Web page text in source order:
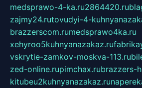
medsprawo-4-ka.ru2864420.ru
zajmy24.rutovudyi-4-
brazzerscom.rumedsprawo4ka.ru
xehyroo5kuhnyanazakaz.ru
vskrytie-zamkov-moskva-113.ru
zed-online.rupimchax.rubrazzers-
kitubeu2kuhnyanazakaz.ru